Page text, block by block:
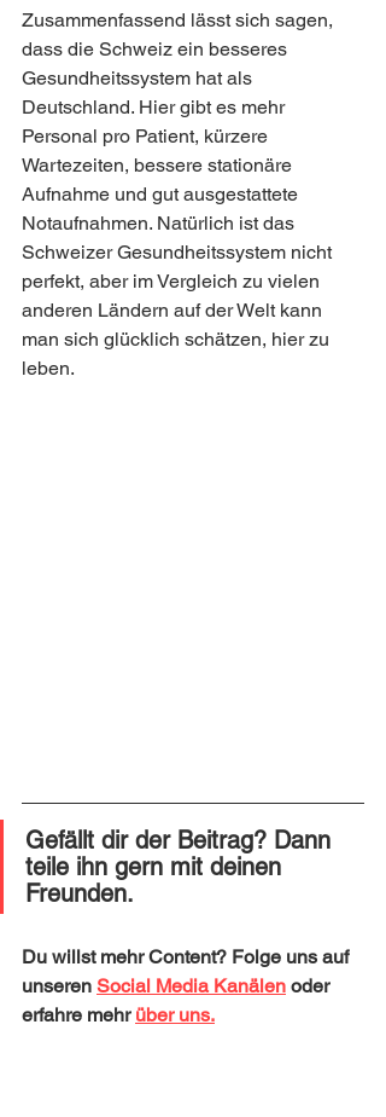
Zusammenfassend lässt sich sagen,
dass die Schweiz ein besseres
Gesundheitssystem hat als
Deutschland. Hier gibt es mehr
Personal pro Patient, kürzere
Wartezeiten, bessere stationäre
Aufnahme und gut ausgestattete
Notaufnahmen. Natürlich ist das
Schweizer Gesundheitssystem nicht
perfekt, aber im Vergleich zu vielen
anderen Ländern auf der Welt kann
man sich glücklich schätzen, hier zu
leben.
Gefällt dir der Beitrag? Dann
teile ihn gern mit deinen
Freunden.
Du willst mehr Content? Folge uns auf
unseren Social Media Kanälen oder
erfahre mehr über uns.